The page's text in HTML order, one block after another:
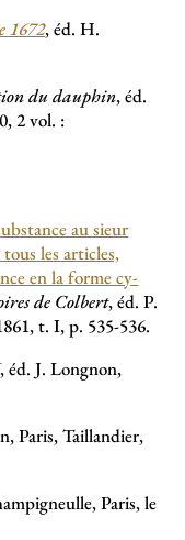
1672, éd. H.
du dauphin, éd.
2 vol. :
au sieur
les articles,
en la forme cy-
de Colbert, éd. P.
t. I, p. 535-536.
, éd. J. Longnon,
Paris, Taillandier,
Paris, le